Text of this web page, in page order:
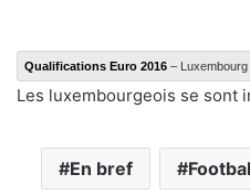
Qualifications Euro 2016 –
Les luxembourgeois se sont
En bref